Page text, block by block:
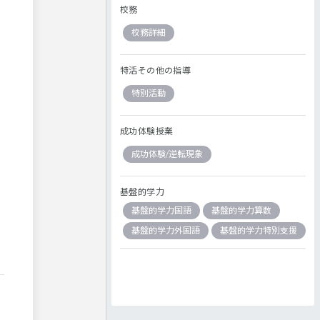
校務
校務詳細
特活その他の指導
特別活動
成功体験授業
成功体験/逆転現象
基盤的学力
基盤的学力国語
基盤的学力算数
基盤的学力外国語
基盤的学力特別支援